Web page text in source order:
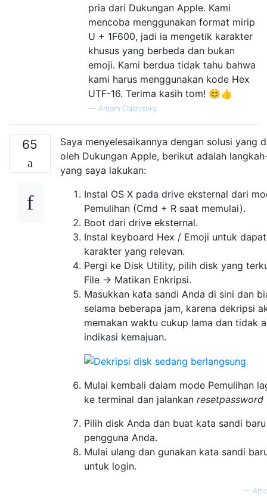
pria dari Dukungan Apple. Kami
mencoba menggunakan format mirip
U + 1F600, jadi ia mengetik karakter
khusus yang berbeda dan bukan
emoji. Kami berdua tidak tahu bahwa
kami harus menggunakan kode Hex
UTF-16. Terima kasih tom! 😊👍
— Artiom Dashisnky
65
Saya menyelesaikannya dengan solusi yang
oleh Dukungan Apple, berikut adalah
yang saya lakukan:
Instal OS X pada drive eksternal dari
Pemulihan (Cmd + R saat memulai).
Boot dari drive eksternal.
Instal keyboard Hex / Emoji untuk
karakter yang relevan.
Pergi ke Disk Utility, pilih disk yang
File -> Matikan Enkripsi.
Masukkan kata sandi Anda di sini dan
selama beberapa jam, karena dekripsi
memakan waktu cukup lama dan tidak
indikasi kemajuan.
Mulai kembali dalam mode Pemulihan
ke terminal dan jalankan resetpassword
Pilih disk Anda dan buat kata sandi
pengguna Anda.
Mulai ulang dan gunakan kata sandi
untuk login.
—